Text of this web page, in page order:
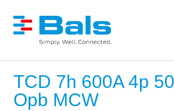
TCD 7h 600A 4p
Opb MCW